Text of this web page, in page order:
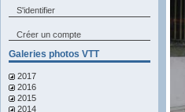
Créer un compte
Galeries photos VTT
2017
2016
2015
2014